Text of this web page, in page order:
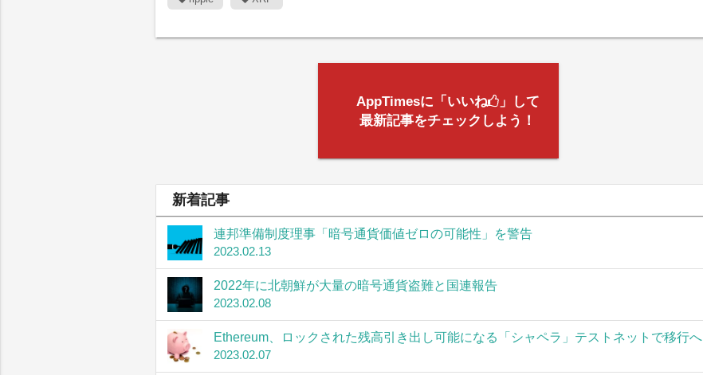
AppTimesに「いいね
」して
最新記事をチェックしよう！
新着記事
連邦準備制度理事「暗号通貨価値ゼロの可能性」を警告
2023.02.13
2022年に北朝鮮が大量の暗号通貨盗難と国連報告
2023.02.08
Ethereum、ロックされた残高引き出し可能になる「シャペラ」テストネットで移行へ
2023.02.07